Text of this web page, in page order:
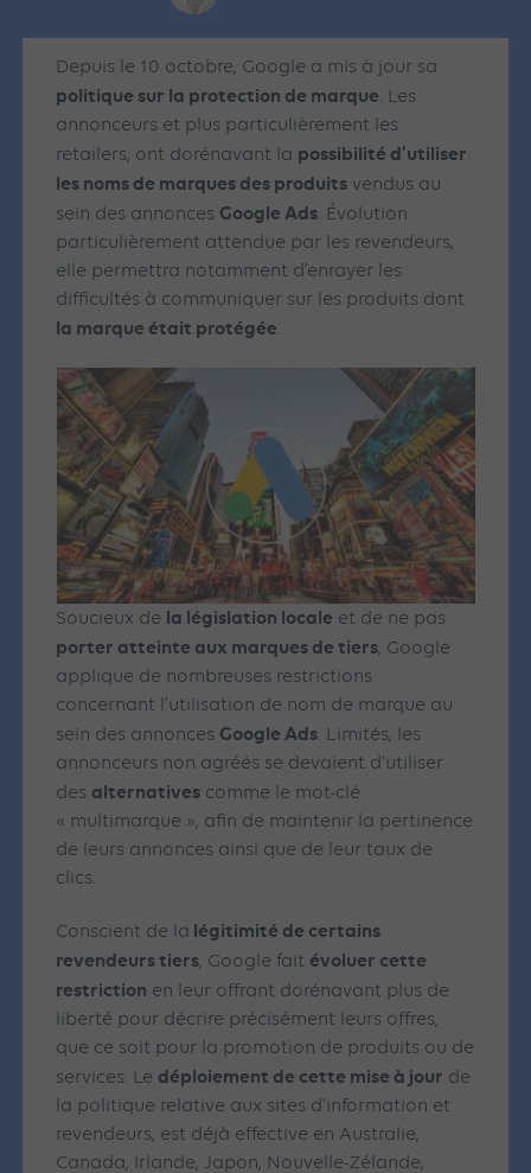
Depuis le 10 octobre, Google a mis à jour sa
politique sur la protection de marque. Les
annonceurs et plus particulièrement les
retailers, ont dorénavant la possibilité d’utiliser
les noms de marques des produits vendus au
sein des annonces Google Ads. Évolution
particulièrement attendue par les revendeurs,
elle permettra notamment d’enrayer les
difficultés à communiquer sur les produits dont
la marque était protégée.
Soucieux de la législation locale et de ne pas
porter atteinte aux marques de tiers, Google
applique de nombreuses restrictions
concernant l’utilisation de nom de marque au
sein des annonces Google Ads. Limités, les
annonceurs non agréés se devaient d’utiliser
des alternatives comme le mot-clé
« multimarque », afin de maintenir la pertinence
de leurs annonces ainsi que de leur taux de
clics.
Conscient de la légitimité de certains
revendeurs tiers, Google fait évoluer cette
restriction en leur offrant dorénavant plus de
liberté pour décrire précisément leurs offres,
que ce soit pour la promotion de produits ou de
services. Le déploiement de cette mise à jour de
la politique relative aux sites d’information et
revendeurs, est déjà effective en Australie,
Canada, Irlande, Japon, Nouvelle-Zélande,